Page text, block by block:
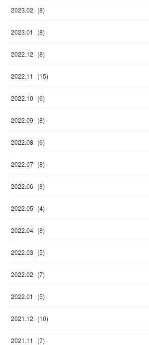
2023.02 (8)
2023.01 (8)
2022.12 (8)
2022.11 (15)
2022.10 (6)
2022.09 (8)
2022.08 (6)
2022.07 (8)
2022.06 (8)
2022.05 (4)
2022.04 (8)
2022.03 (5)
2022.02 (7)
2022.01 (5)
2021.12 (10)
2021.11 (7)